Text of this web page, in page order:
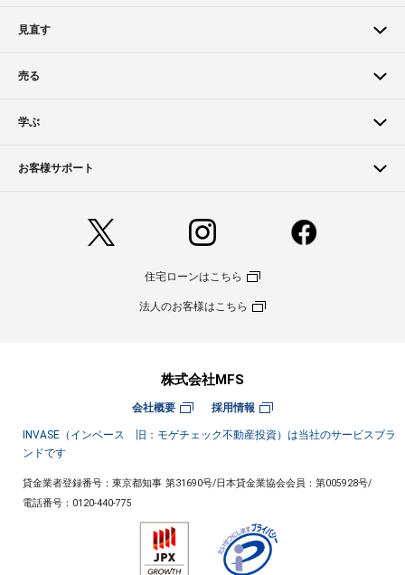
見直す
売る
学ぶ
お客様サポート
住宅ローンはこちら
法人のお客様はこちら
株式会社MFS
会社概要 採用情報
INVASE（インベース 旧：モゲチェック不動産投資）は当社のサービスブラ
ンドです
貸金業者登録番号：東京都知事 第31690号/日本貸金業協会会員：第005928号/
電話番号： 0120-440-775